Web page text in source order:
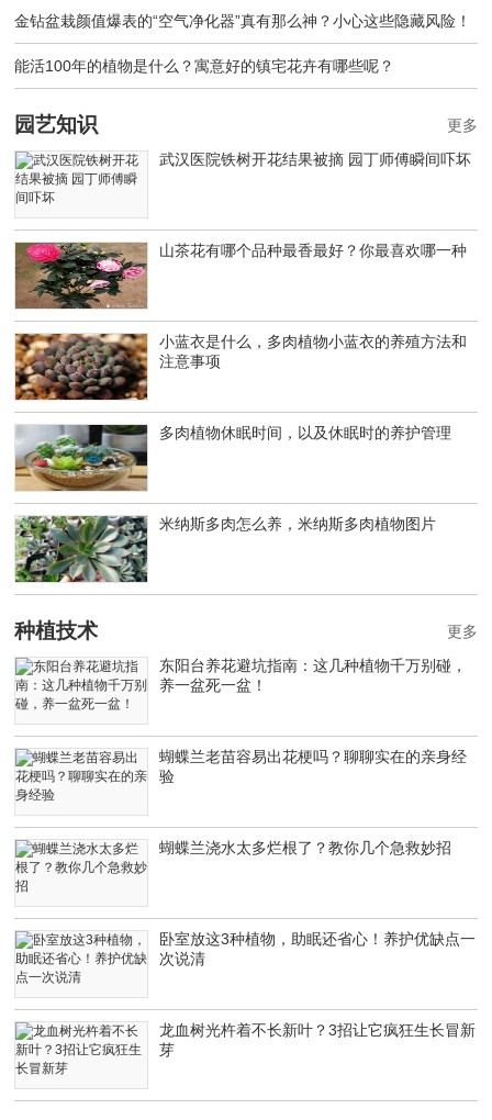
金钻盆栽颜值爆表的“空气净化器”真有那么神？小心这些隐藏风险！
能活100年的植物是什么？寓意好的镇宅花卉有哪些呢？
园艺知识
武汉医院铁树开花结果被摘 园丁师傅瞬间吓坏
山茶花有哪个品种最香最好？你最喜欢哪一种
小蓝衣是什么，多肉植物小蓝衣的养殖方法和
注意事项
多肉植物休眠时间，以及休眠时的养护管理
米纳斯多肉怎么养，米纳斯多肉植物图片
更多
种植技术
东阳台养花避坑指南：这几种植物千万别碰，
养一盆死一盆！
蝴蝶兰老苗容易出花梗吗？聊聊实在的亲身经
验
蝴蝶兰浇水太多烂根了？教你几个急救妙招
卧室放这3种植物，助眠还省心！养护优缺点一
次说清
龙血树光杵着不长新叶？3招让它疯狂生长冒新
芽
更多